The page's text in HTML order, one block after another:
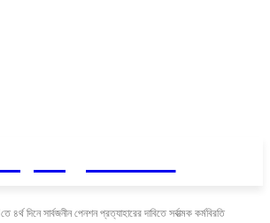
৪র্থ দিনে সার্বজনীন পেনশন প্রত্যাহারের দাবিতে সর্বাত্মক কর্মবিরতি